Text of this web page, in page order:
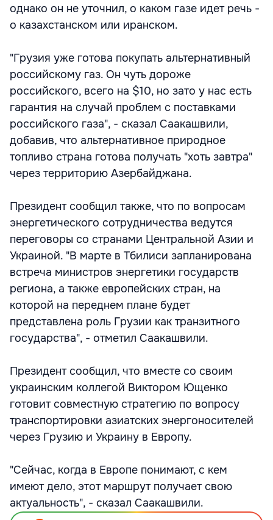
однако он не уточнил, о каком газе идет речь -
о казахстанском или иранском.
"Грузия уже готова покупать альтернативный
российскому газ. Он чуть дороже
российского, всего на $10, но зато у нас есть
гарантия на случай проблем с поставками
российского газа", - сказал Саакашвили,
добавив, что альтернативное природное
топливо страна готова получать "хоть завтра"
через территорию Азербайджана.
Президент сообщил также, что по вопросам
энергетического сотрудничества ведутся
переговоры со странами Центральной Азии и
Украиной. "В марте в Тбилиси запланирована
встреча министров энергетики государств
региона, а также европейских стран, на
которой на переднем плане будет
представлена роль Грузии как транзитного
государства", - отметил Саакашвили.
Президент сообщил, что вместе со своим
украинским коллегой Виктором Ющенко
готовит совместную стратегию по вопросу
транспортировки азиатских энергоносителей
через Грузию и Украину в Европу.
"Сейчас, когда в Европе понимают, с кем
имеют дело, этот маршрут получает свою
актуальность", - сказал Саакашвили.